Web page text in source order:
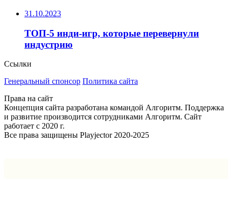
31.10.2023
ТОП-5 инди-игр, которые перевернули
индустрию
Ссылки
Генеральный спонсор Политика сайта
Права на сайт
Концепция сайта разработана командой Алгоритм. Поддержка
и развитие производится сотрудниками Алгоритм. Сайт
работает с 2020 г.
Все права защищены Playjector 2020-2025